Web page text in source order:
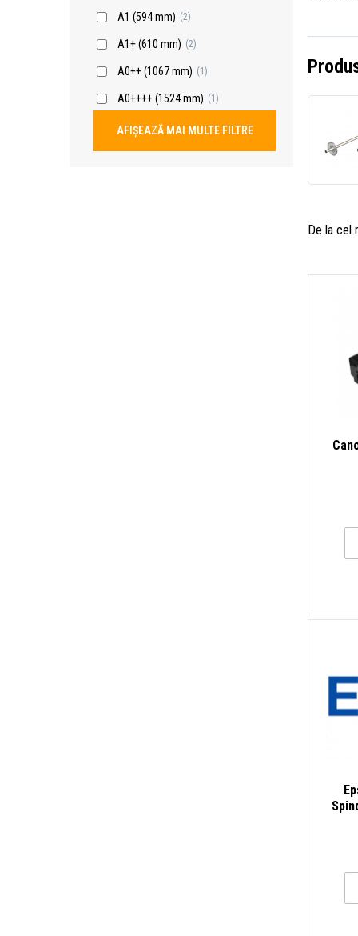
A1 (594 mm) (2)
A1+ (610 mm) (2)
A0++ (1067 mm) (1)
A0++++ (1524 mm) (1)
AFIȘEAZĂ MAI MULTE FILTRE
De la cel